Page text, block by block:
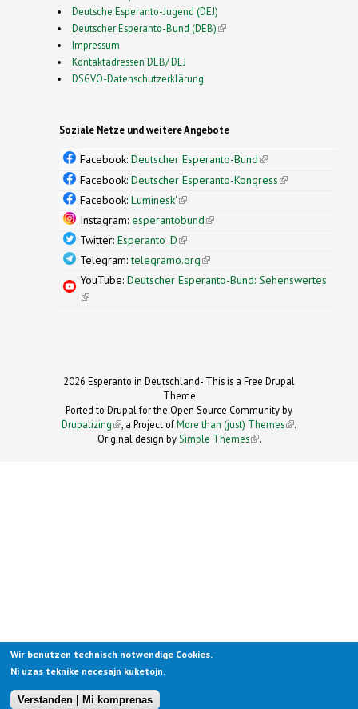
Deutsche Esperanto-Jugend (DEJ)
Deutscher Esperanto-Bund (DEB)(link is external)
Impressum
Kontaktadressen DEB/ DEJ
DSGVO-Datenschutzerklärung
Soziale Netze und weitere Angebote
Facebook: Deutscher Esperanto-Bund(link is
external)
Facebook: Deutscher Esperanto-Kongress(link is
Facebook: Luminesk'(link is external)
Instagram: esperantobund(link is external)
Twitter: Esperanto_D(link is external)
Telegram:telegramo.org(link is external)
YouTube: Deutscher Esperanto-Bund: Sehenswertes
(link is external)
2026 Esperanto in Deutschland- This is a Free Drupal
Theme
Ported to Drupal for the Open Source Community by
Drupalizing(link is external)
, a Project ofMore than (just) Themes (link is
.
Original design by Simple Themes
(link is
.
Wir benutzen technisch notwendige Cookies.
Ni uzas teknike necesajn kuketojn.
Verstanden | Mi komprenas